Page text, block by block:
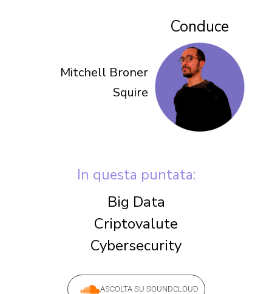
Conduce
Mitchell Broner
Squire
In questa puntata:
Big Data
Criptovalute
Cybersecurity
ASCOLTA SU SOUNDCLOUD